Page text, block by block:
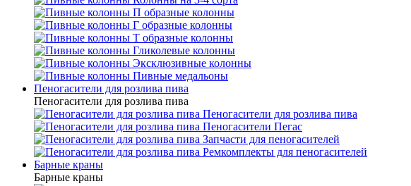
П образные колонны
Г образные колонны
Т образные колонны
Гликолевые колонны
Эксклюзивные колонны
Пивные медальоны
Пеногасители для розлива пива
Пеногасители для розлива пива
Пеногасители для розлива пива
Пеногасители Пегас
Запчасти для пеногасителей
Ремкомплекты для пеногасителей
Барные краны
Барные краны